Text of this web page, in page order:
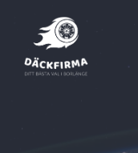
innehåll